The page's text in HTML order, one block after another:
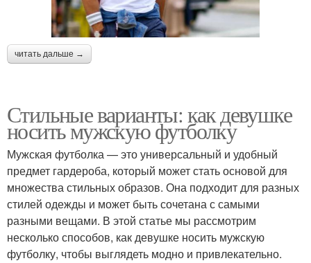
читать дальше →
Стильные варианты: как девушке
носить мужскую футболку
Мужская футболка — это универсальный и удобный
предмет гардероба, который может стать основой для
множества стильных образов. Она подходит для разных
стилей одежды и может быть сочетана с самыми
разными вещами. В этой статье мы рассмотрим
несколько способов, как девушке носить мужскую
футболку, чтобы выглядеть модно и привлекательно.